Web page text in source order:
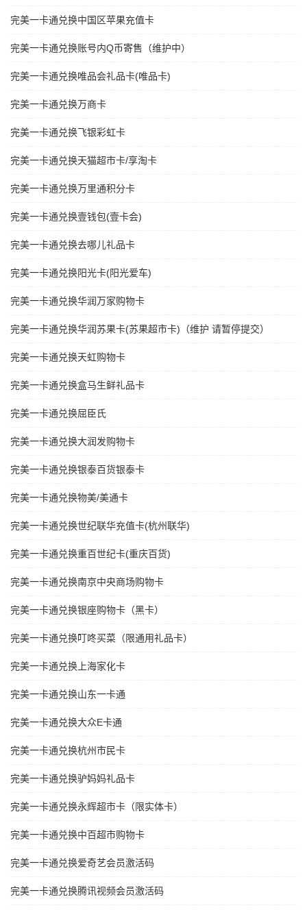
完美一卡通兑换中国区苹果充值卡
完美一卡通兑换账号内Q币寄售（维护中）
完美一卡通兑换唯品会礼品卡(唯品卡)
完美一卡通兑换万商卡
完美一卡通兑换飞银彩虹卡
完美一卡通兑换天猫超市卡/享淘卡
完美一卡通兑换万里通积分卡
完美一卡通兑换壹钱包(壹卡会)
完美一卡通兑换去哪儿礼品卡
完美一卡通兑换阳光卡(阳光爱车)
完美一卡通兑换华润万家购物卡
完美一卡通兑换华润苏果卡(苏果超市卡)（维护 请暂停提交）
完美一卡通兑换天虹购物卡
完美一卡通兑换盒马生鲜礼品卡
完美一卡通兑换屈臣氏
完美一卡通兑换大润发购物卡
完美一卡通兑换银泰百货银泰卡
完美一卡通兑换物美/美通卡
完美一卡通兑换世纪联华充值卡(杭州联华)
完美一卡通兑换重百世纪卡(重庆百货)
完美一卡通兑换南京中央商场购物卡
完美一卡通兑换银座购物卡（黑卡）
完美一卡通兑换叮咚买菜（限通用礼品卡）
完美一卡通兑换上海家化卡
完美一卡通兑换山东一卡通
完美一卡通兑换大众E卡通
完美一卡通兑换杭州市民卡
完美一卡通兑换驴妈妈礼品卡
完美一卡通兑换永辉超市卡（限实体卡）
完美一卡通兑换中百超市购物卡
完美一卡通兑换爱奇艺会员激活码
完美一卡通兑换腾讯视频会员激活码